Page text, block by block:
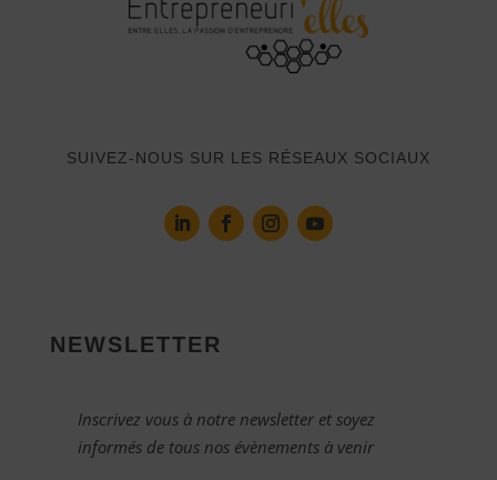
SUIVEZ-NOUS SUR LES RÉSEAUX SOCIAUX
NEWSLETTER
Inscrivez vous à notre newsletter et soyez
informés de tous nos évènements à venir